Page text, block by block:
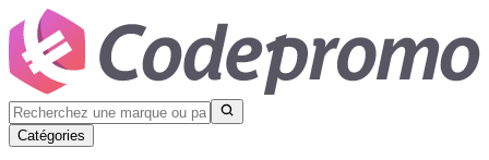
Catégories